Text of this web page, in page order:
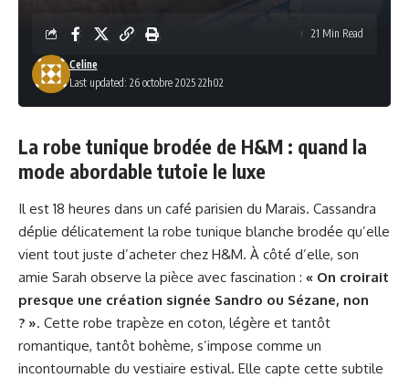
Last updated: 26 octobre 2025 22h02
Celine
21 Min Read
La robe tunique brodée de H&M : quand la
mode abordable tutoie le luxe
Il est 18 heures dans un café parisien du Marais. Cassandra
déplie délicatement la robe tunique blanche brodée qu’elle
vient tout juste d’acheter chez H&M. À côté d’elle, son
amie Sarah observe la pièce avec fascination : « On croirait
presque une création signée Sandro ou Sézane, non
? ». Cette robe trapèze en coton, légère et tantôt
romantique, tantôt bohème, s’impose comme un
incontournable du vestiaire estival. Elle capte cette subtile